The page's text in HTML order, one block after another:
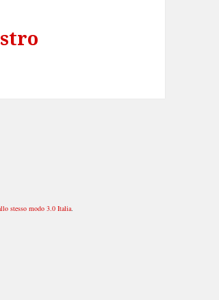
stesso modo 3.0 Italia.